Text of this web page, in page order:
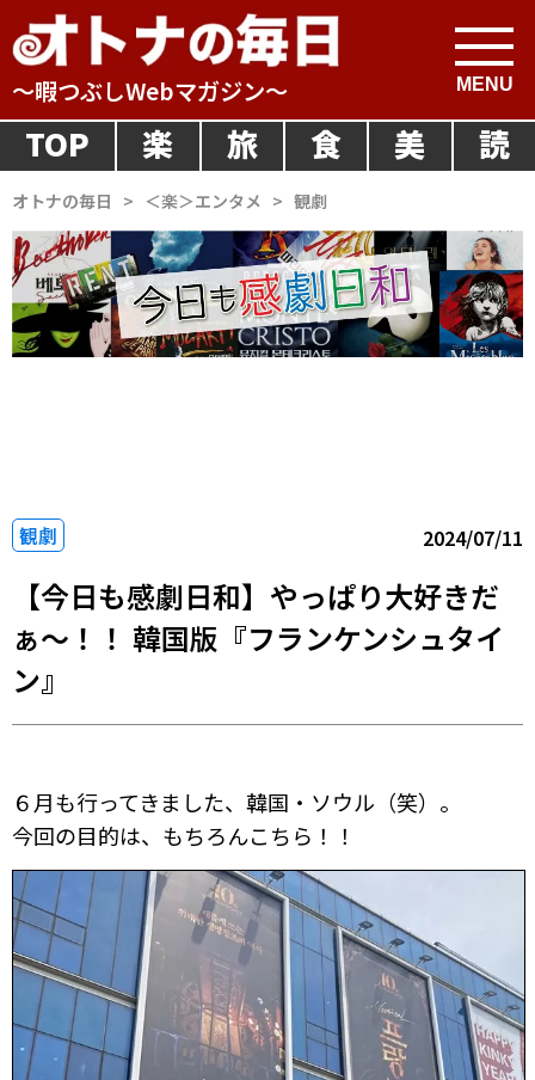
～暇つぶしWebマガジン～
TOP 楽 旅 食 美 読
オトナの毎日 > ＜楽＞エンタメ > 観劇
観劇 2024/07/11
【今日も感劇日和】やっぱり大好きだ
ぁ～！！ 韓国版『フランケンシュタイ
ン』
６月も行ってきました、韓国・ソウル（笑）。
今回の目的は、もちろんこちら！！